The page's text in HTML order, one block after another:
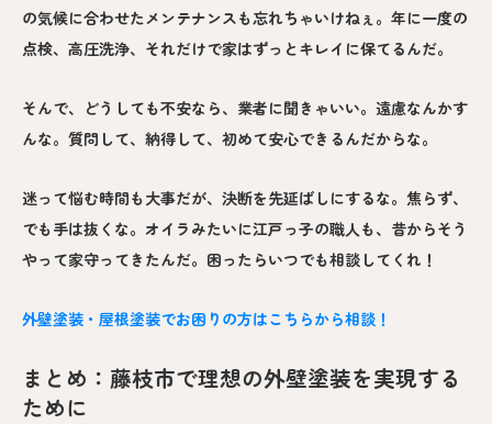
の気候に合わせたメンテナンスも忘れちゃいけねぇ。年に一度の
点検、高圧洗浄、それだけで家はずっとキレイに保てるんだ。
そんで、どうしても不安なら、業者に聞きゃいい。遠慮なんかす
んな。質問して、納得して、初めて安心できるんだからな。
迷って悩む時間も大事だが、決断を先延ばしにするな。焦らず、
でも手は抜くな。オイラみたいに江戸っ子の職人も、昔からそう
やって家守ってきたんだ。困ったらいつでも相談してくれ！
外壁塗装・屋根塗装でお困りの方はこちらから相談！
まとめ：藤枝市で理想の外壁塗装を実現する
ために